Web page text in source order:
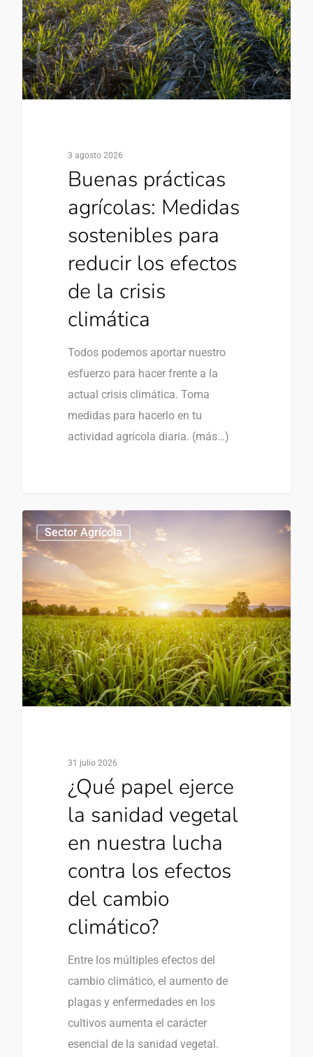
3 agosto 2026
Buenas prácticas
agrícolas: Medidas
sostenibles para
reducir los efectos
de la crisis
climática
Todos podemos aportar nuestro
esfuerzo para hacer frente a la
actual crisis climática. Toma
medidas para hacerlo en tu
actividad agrícola diaria. (más…)
Sector Agrícola
31 julio 2026
¿Qué papel ejerce
la sanidad vegetal
en nuestra lucha
contra los efectos
del cambio
climático?
Entre los múltiples efectos del
cambio climático, el aumento de
plagas y enfermedades en los
cultivos aumenta el carácter
esencial de la sanidad vegetal.